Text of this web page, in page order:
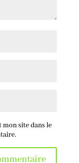
site dans le